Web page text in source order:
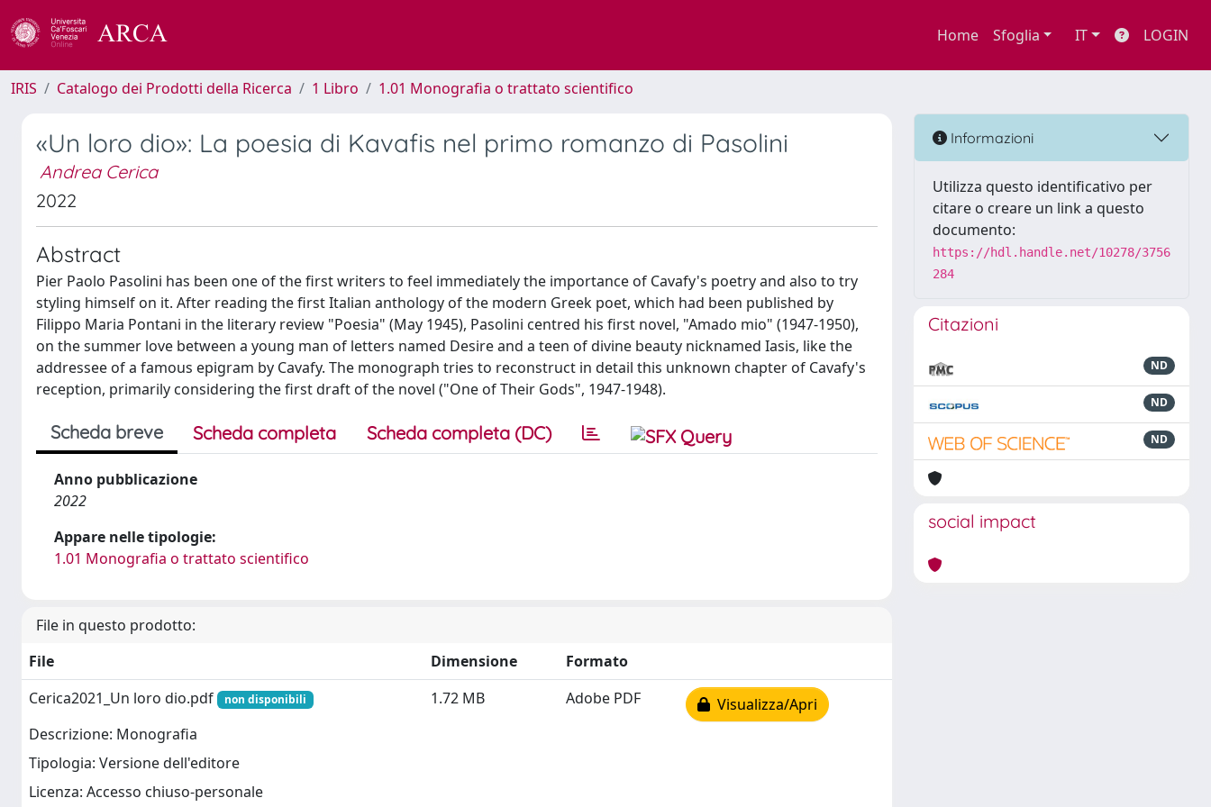
Home Sfoglia IT LOGIN
IRIS Catalogo dei Prodotti della Ricerca 1 Libro 1.01 Monografia o trattato scientifico
«Un loro dio»: La poesia di Kavafis nel primo romanzo di Pasolini
Andrea Cerica
2022
Abstract
Pier Paolo Pasolini has been one of the first writers to feel immediately the importance of Cavafy's poetry and also to try
styling himself on it. After reading the first Italian anthology of the modern Greek poet, which had been published by
Filippo Maria Pontani in the literary review "Poesia" (May 1945), Pasolini centred his first novel, "Amado mio" (1947-1950),
on the summer love between a young man of letters named Desire and a teen of divine beauty nicknamed Iasis, like the
addressee of a famous epigram by Cavafy. The monograph tries to reconstruct in detail this unknown chapter of Cavafy's
reception, primarily considering the first draft of the novel ("One of Their Gods", 1947-1948).
Scheda breve Scheda completa Scheda completa (DC)
Anno pubblicazione
2022
Appare nelle tipologie:
1.01 Monografia o trattato scientifico
File in questo prodotto:
File
Dimensione
Formato
Cerica2021_Un loro dio.pdf
non disponibili
Descrizione: Monografia
Tipologia: Versione dell'editore
Licenza: Accesso chiuso-personale
1.72 MB Adobe PDF Visualizza/Apri
Informazioni
Utilizza questo identificativo per
citare o creare un link a questo
documento:
https://hdl.handle.net/10278/3756
284
Citazioni
ND
ND
ND
social impact